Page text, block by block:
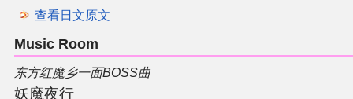
查看日文原文
Music Room
东方红魔乡一面BOSS曲
妖魔夜行